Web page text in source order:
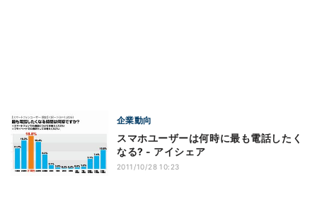
企業動向
スマホユーザーは何時に最も電話したく
なる? - アイシェア
2011/10/28 10:23